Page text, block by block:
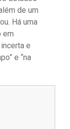
de um
Há uma
em
e
e “na